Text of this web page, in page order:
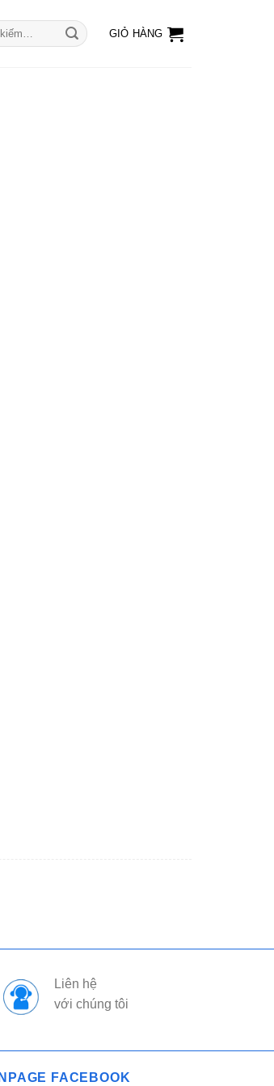
GIỎ HÀNG
Liên hệ
với chúng tôi
FACEBOOK